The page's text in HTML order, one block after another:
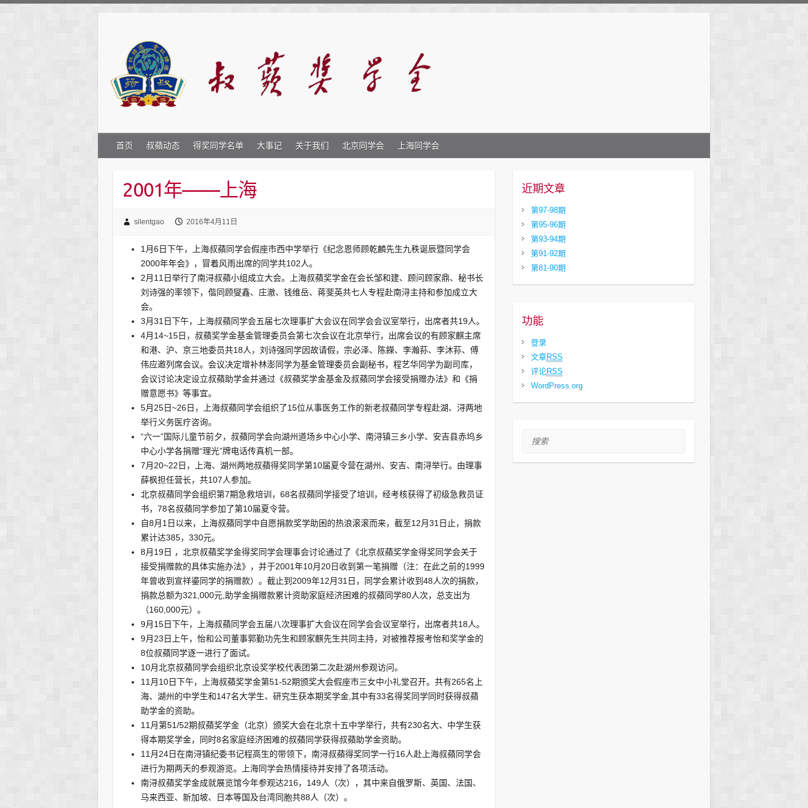
首页 叔蘋动态 得奖同学名单 大事记 关于我们 北京同学会 上海同学会
2001年——上海
silentgao 2016年4月11日
1月6日下午，上海叔蘋同学会假座市西中学举行《纪念恩师顾乾麟先生九秩诞辰暨同学会
2000年年会》，冒着风雨出席的同学共102人。
2月11日举行了南浔叔蘋小组成立大会。上海叔蘋奖学金在会长邹和建、顾问顾家鼎、秘书长
刘诗强的率领下，偕同顾燮鑫、庄澈、钱维岳、蒋斐英共七人专程赴南浔主持和参加成立大
会。
3月31日下午，上海叔蘋同学会五届七次理事扩大会议在同学会会议室举行，出席者共19人。
4月14~15日，叔蘋奖学金基金管理委员会第七次会议在北京举行，出席会议的有顾家麒主席
和港、沪、京三地委员共18人，刘诗强同学因故请假，宗必泽、陈鑅、李瀚荪、李沐荪、傅
伟应邀列席会议。会议决定增补林澎同学为基金管理委员会副秘书，程艺华同学为副司库，
会议讨论决定设立叔蘋助学金并通过《叔蘋奖学金基金及叔蘋同学会接受捐赠办法》和《捐
赠意愿书》等事宜。
5月25日~26日，上海叔蘋同学会组织了15位从事医务工作的新老叔蘋同学专程赴湖、浔两地
举行义务医疗咨询。
“六一”国际儿童节前夕，叔蘋同学会向湖州道场乡中心小学、南浔镇三乡小学、安吉县赤坞乡
中心小学各捐赠“理光”牌电话传真机一部。
7月20~22日，上海、湖州两地叔蘋得奖同学第10届夏令营在湖州、安吉、南浔举行。由理事
薛枫担任营长，共107人参加。
北京叔蘋同学会组织第7期急救培训，68名叔蘋同学接受了培训，经考核获得了初级急救员证
书，78名叔蘋同学参加了第10届夏令营。
自8月1日以来，上海叔蘋同学中自愿捐款奖学助困的热浪滚滚而来，截至12月31日止，捐款
累计达385，330元。
8月19日 ，北京叔蘋奖学金得奖同学会理事会讨论通过了《北京叔蘋奖学金得奖同学会关于
接受捐赠款的具体实施办法》，并于2001年10月20日收到第一笔捐赠（注：在此之前的1999
年曾收到宣祥鎏同学的捐赠款）。截止到2009年12月31日，同学会累计收到48人次的捐款，
捐款总额为321,000元,助学金捐赠款累计资助家庭经济困难的叔蘋同学80人次，总支出为
（160,000元）。
9月15日下午，上海叔蘋同学会五届八次理事扩大会议在同学会会议室举行，出席者共18人。
9月23日上午，怡和公司董事郭勤功先生和顾家麒先生共同主持，对被推荐报考怡和奖学金的
8位叔蘋同学逐一进行了面试。
10月北京叔蘋同学会组织北京设奖学校代表团第二次赴湖州参观访问。
11月10日下午，上海叔蘋奖学金第51-52期颁奖大会假座市三女中小礼堂召开。共有265名上
海、湖州的中学生和147名大学生、研究生获本期奖学金,其中有33名得奖同学同时获得叔蘋
助学金的资助。
11月第51/52期叔蘋奖学金（北京）颁奖大会在北京十五中学举行，共有230名大、中学生获
得本期奖学金，同时8名家庭经济困难的叔蘋同学获得叔蘋助学金资助。
11月24日在南浔镇纪委书记程高生的带领下，南浔叔蘋得奖同学一行16人赴上海叔蘋同学会
进行为期两天的参观游览。上海同学会热情接待并安排了各项活动。
南浔叔蘋奖学金成就展览馆今年参观达216，149人（次），其中来自俄罗斯、英国、法国、
马来西亚、新加坡、日本等国及台湾同胞共88人（次）。
近期文章
第97-98期
第95-96期
第93-94期
第91-92期
第81-90期
功能
登录
文章RSS
评论RSS
WordPress.org
搜索